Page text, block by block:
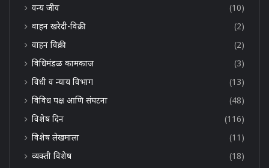
वन्य जीव
(10)
वाहन खरेदी-विक्री
(2)
वाहन विक्री
(2)
विधिमंडळ कामकाज
(3)
विधी व न्याय विभाग
(13)
विविध पक्ष आणि संघटना
(48)
विशेष दिन
(116)
विशेष लेखमाला
(11)
व्यक्ती विशेष
(18)